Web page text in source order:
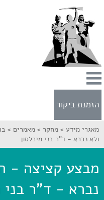
הזמנת ביקור
מאגרי מידע > מחקר > מאמרים >
ולא נברא - ד"ר בני מיכלסון
מבצע קציצה -
נברא - ד"ר בני